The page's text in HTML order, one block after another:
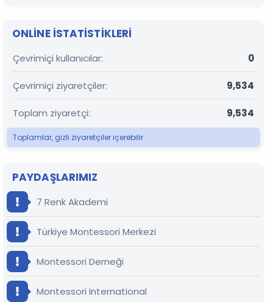
ONLINE ISTATISTIKLERI
Çevrimiçi kullanıcılar 0
Çevrimiçi ziyaretçiler 9,534
Toplam ziyaretçi 9,534
Toplamlar, gizli ziyaretçiler içerebilir.
PAYDAŞLARIMIZ
7 Renk Akademi
Türkiye Montessori Merkezi
Montessori Derneği
Montessori International